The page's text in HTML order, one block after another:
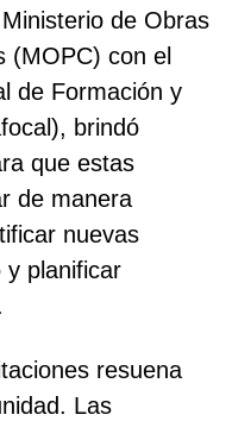
de Obras
(MOPC) con el
de Formación y
brindó
que estas
de manera
nuevas
y planificar
resuena
Las